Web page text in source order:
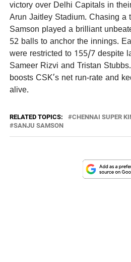
victory over Delhi Capitals in
Arun Jaitley Stadium. Chasing a
Samson played a brilliant
52 balls to anchor the innings.
were restricted to 155/7 despite
Sameer Rizvi and Tristan
boosts CSK’s net run-rate and
alive.
RELATED TOPICS: CHENNAI SUPER
SANJU SAMSON